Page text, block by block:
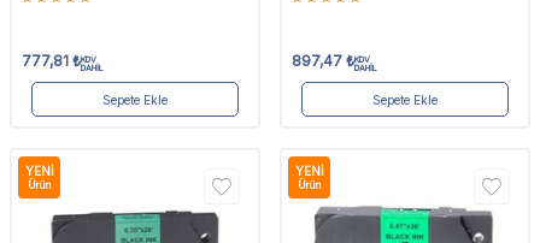
777,81 ₺KDV
DAHİL
Sepete Ekle
897,47 ₺KDV
DAHİL
Sepete Ekle
YENI
Ürün
YENI
Ürün